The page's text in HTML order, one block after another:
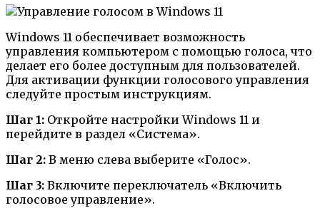
Windows 11 обеспечивает возможность
управления компьютером с помощью голоса, что
делает его более доступным для пользователей.
Для активации функции голосового управления
следуйте простым инструкциям.
Шаг 1: Откройте настройки Windows 11 и
перейдите в раздел «Система».
Шаг 2: В меню слева выберите «Голос».
Шаг 3: Включите переключатель «Включить
голосовое управление».